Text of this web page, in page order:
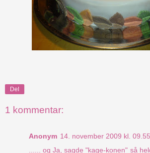
Del
1 kommentar:
Anonym 14. november 2009 kl. 09.55
...... og Ja, sagde "kage-konen" så